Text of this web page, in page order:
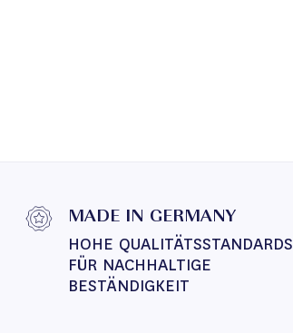
MADE IN GERMANY
HOHE QUALITÄTSSTANDARDS
FÜR NACHHALTIGE
BESTÄNDIGKEIT